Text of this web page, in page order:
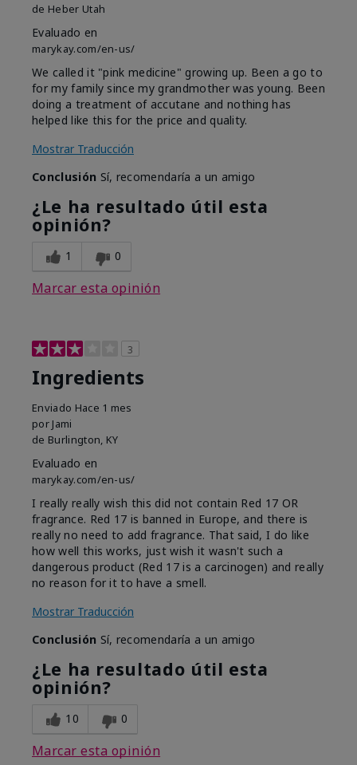
de Heber Utah
Evaluado en
marykay.com/en-us/
We called it "pink medicine" growing up. Been a go to
for my family since my grandmother was young. Been
doing a treatment of accutane and nothing has
helped like this for the price and quality.
Mostrar Traducción
Conclusión Sí, recomendaría a un amigo
¿Le ha resultado útil esta
opinión?
1 0
Marcar esta opinión
3
Ingredients
Enviado Hace 1 mes
por Jami
de Burlington, KY
Evaluado en
marykay.com/en-us/
I really really wish this did not contain Red 17 OR
fragrance. Red 17 is banned in Europe, and there is
really no need to add fragrance. That said, I do like
how well this works, just wish it wasn't such a
dangerous product (Red 17 is a carcinogen) and really
no reason for it to have a smell.
Mostrar Traducción
Conclusión Sí, recomendaría a un amigo
¿Le ha resultado útil esta
opinión?
10 0
Marcar esta opinión